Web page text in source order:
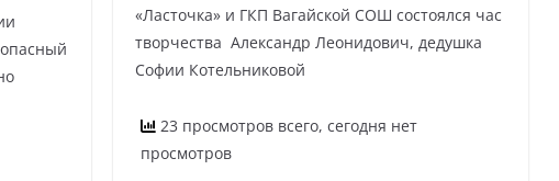
«Ласточка» и ГКП Вагайской СОШ состоялся час
творчества Александр Леонидович, дедушка
Софии Котельниковой
23 просмотров всего, сегодня нет
просмотров